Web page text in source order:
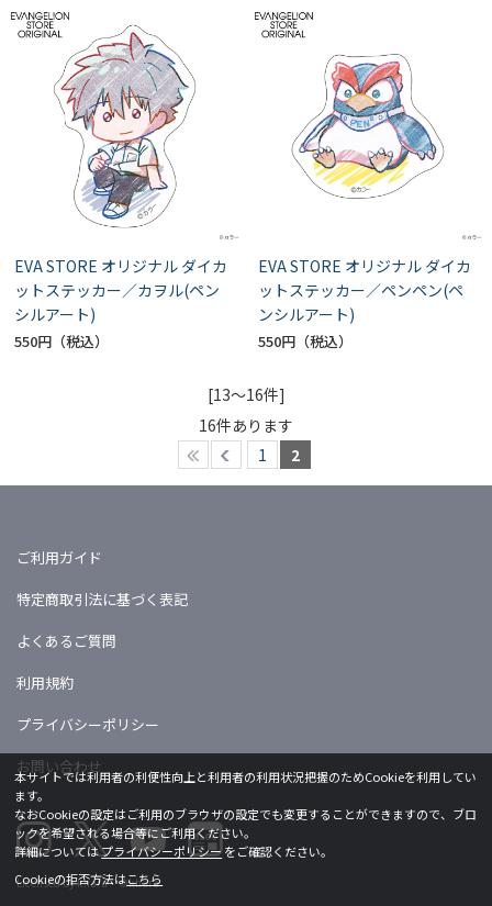
EVA STORE オリジナル ダイカ
ットステッカー／カヲル(ペン
シルアート)
550円
EVA STORE オリジナル ダイカ
ットステッカー／ペンペン(ペ
ンシルアート)
550円
[13～16件]
16件あります
1
2
ご利用ガイド
特定商取引法に基づく表記
よくあるご質問
利用規約
プライバシーポリシー
お問い合わせ
Licensed by khara ©khara
本サイトでは利用者の利便性向上と利用者の利用状況把握のためCookieを利用してい
ます。
なおCookieの設定はご利用のブラウザの設定でも変更することができますので、ブロ
ックを希望される場合等にご利用ください。
詳細についてはプライバシーポリシーをご確認ください。
Cookieの拒否方法はこちら